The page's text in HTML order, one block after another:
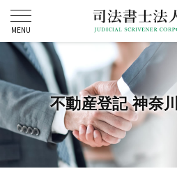
不動産登記 神奈